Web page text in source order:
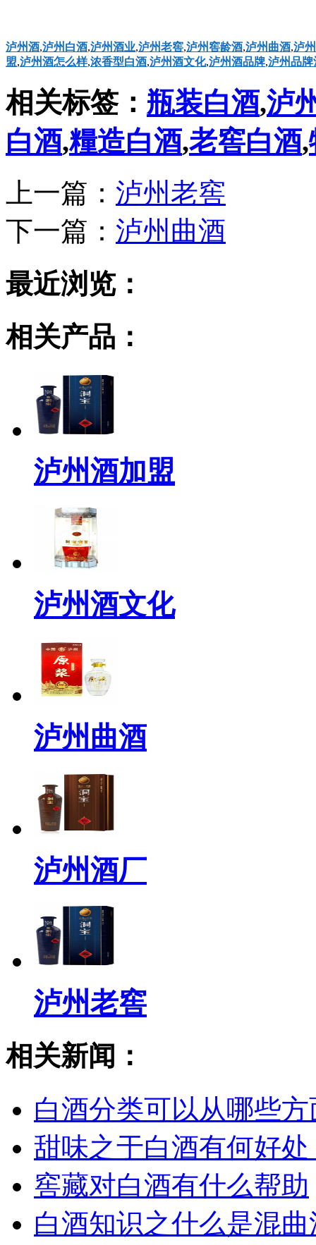
泸州酒,泸州白酒,泸州酒业,泸州老窖,泸州窖龄酒,泸州曲酒,泸
盟,泸州酒怎么样,浓香型白酒,泸州酒文化,泸州酒品牌,泸州品牌
相关标签： 瓶装白酒,泸
白酒,糧造白酒,老窖白酒,
上一篇： 泸州老窖
下一篇： 泸州曲酒
最近浏览：
相关产品：
泸州酒加盟
泸州酒文化
泸州曲酒
泸州酒厂
泸州老窖
相关新闻：
白酒分类可以从哪些
甜味之于白酒有何好处
窖藏对白酒有什么帮助
白酒知识之什么是混